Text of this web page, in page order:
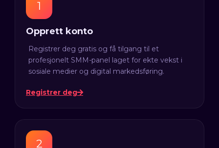
Opprett konto
Registrer deg gratis og få tilgang til et
profesjonelt SMM-panel laget for ekte vekst i
sosiale medier og digital markedsføring.
Registrer deg